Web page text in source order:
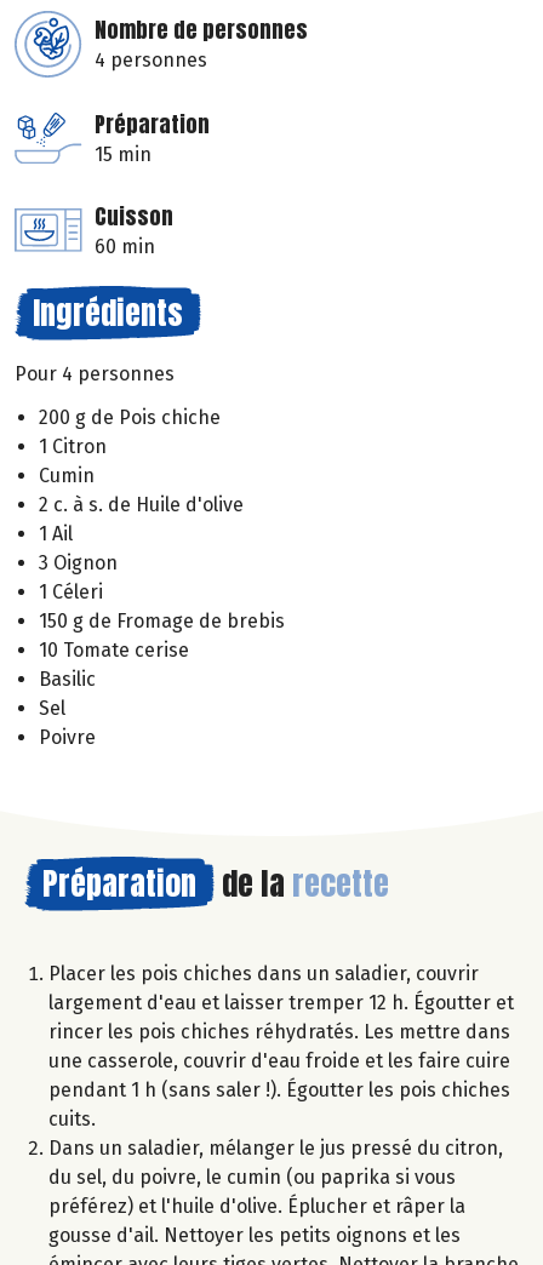
Nombre de personnes
4 personnes
Préparation
15 min
Cuisson
60 min
Ingrédients
Pour 4 personnes
200 g de Pois chiche
1 Citron
Cumin
2 c. à s. de Huile d'olive
1 Ail
3 Oignon
1 Céleri
150 g de Fromage de brebis
10 Tomate cerise
Basilic
Sel
Poivre
Préparation de la recette
Placer les pois chiches dans un saladier, couvrir
largement d'eau et laisser tremper 12 h. Égoutter et
rincer les pois chiches réhydratés. Les mettre dans
une casserole, couvrir d'eau froide et les faire cuire
pendant 1 h (sans saler !). Égoutter les pois chiches
cuits.
Dans un saladier, mélanger le jus pressé du citron,
du sel, du poivre, le cumin (ou paprika si vous
préférez) et l'huile d'olive. Éplucher et râper la
gousse d'ail. Nettoyer les petits oignons et les